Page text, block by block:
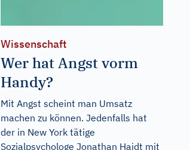
Wissenschaft
Wer hat Angst vorm
Handy?
Mit Angst scheint man Umsatz
machen zu können. Jedenfalls hat
der in New York tätige
Sozialpsychologe Jonathan Haidt mit